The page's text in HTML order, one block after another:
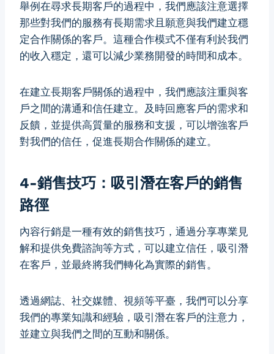
舉例在尋求長期客戶的過程中，我們應該注意選擇
那些對我們的服務有長期需求且願意與我們建立穩
定合作關係的客戶。這種合作模式不僅有利於我們
的收入穩定，還可以減少業務開發的時間和成本。
在建立長期客戶關係的過程中，我們應該注重與客
戶之間的溝通和信任建立。及時回應客戶的需求和
反饋，並提供高質量的服務和支援，可以增強客戶
對我們的信任，促進長期合作關係的建立。
4-銷售技巧：吸引潛在客戶的銷售
路徑
內容行銷是一種有效的銷售技巧，通過分享專業見
解和提供免費諮詢等方式，可以建立信任，吸引潛
在客戶，並最終將我們轉化為實際的銷售。
透過網誌、社交媒體、視頻等平臺，我們可以分享
我們的專業知識和經驗，吸引潛在客戶的注意力，
並建立與我們之間的互動和關係。